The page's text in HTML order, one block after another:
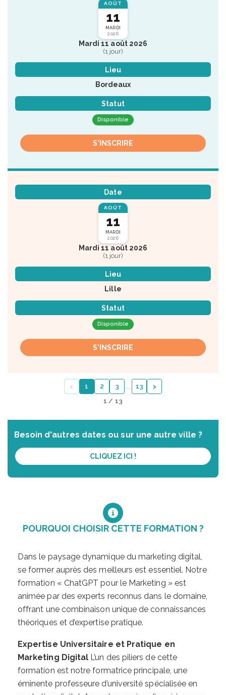
AOÛT
11
MARDI
2026
Mardi 11 août 2026
(1 jour)
Lieu
Bordeaux
Statut
Disponible
S'INSCRIRE
Date
AOÛT
11
MARDI
2026
Mardi 11 août 2026
(1 jour)
Lieu
Lille
Statut
Disponible
S'INSCRIRE
‹ 1 2 3 …… 13 ›
1 / 13
Besoin d'autres dates ou sur une autre ville ?
CLIQUEZ ICI !
POURQUOI CHOISIR CETTE FORMATION ?
Dans le paysage dynamique du marketing digital,
se former auprès des meilleurs est essentiel. Notre
formation « ChatGPT pour le Marketing » est
animée par des experts reconnus dans le domaine,
offrant une combinaison unique de connaissances
théoriques et d’expertise pratique.
Expertise Universitaire et Pratique en
Marketing Digital L’un des piliers de cette
formation est notre formatrice principale, une
éminente professeure d’université spécialisée en